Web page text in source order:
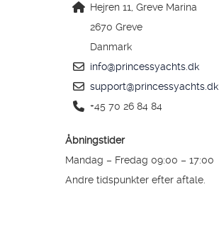
Hejren 11, Greve Marina
2670 Greve
Danmark
info@princessyachts.dk
support@princessyachts.dk
+45 70 26 84 84
Åbningstider
Mandag – Fredag 09:00 – 17:00
Andre tidspunkter efter aftale.